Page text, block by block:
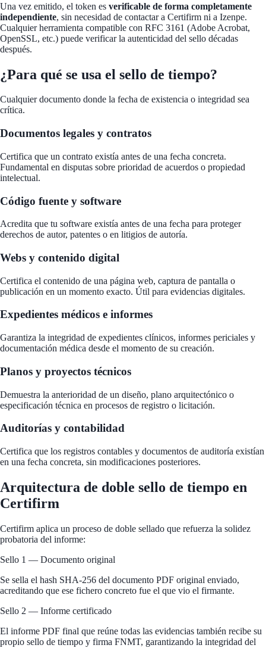
Una vez emitido, el token es verificable de forma completamente
independiente, sin necesidad de contactar a Certifirm ni a Izenpe.
Cualquier herramienta compatible con RFC 3161 (Adobe Acrobat,
OpenSSL, etc.) puede verificar la autenticidad del sello décadas
después.
¿Para qué se usa el sello de tiempo?
Cualquier documento donde la fecha de existencia o integridad sea
crítica.
Documentos legales y contratos
Certifica que un contrato existía antes de una fecha concreta.
Fundamental en disputas sobre prioridad de acuerdos o propiedad
intelectual.
Código fuente y software
Acredita que tu software existía antes de una fecha para proteger
derechos de autor, patentes o en litigios de autoría.
Webs y contenido digital
Certifica el contenido de una página web, captura de pantalla o
publicación en un momento exacto. Útil para evidencias digitales.
Expedientes médicos e informes
Garantiza la integridad de expedientes clínicos, informes periciales y
documentación médica desde el momento de su creación.
Planos y proyectos técnicos
Demuestra la anterioridad de un diseño, plano arquitectónico o
especificación técnica en procesos de registro o licitación.
Auditorías y contabilidad
Certifica que los registros contables y documentos de auditoría existían
en una fecha concreta, sin modificaciones posteriores.
Arquitectura de doble sello de tiempo en
Certifirm
Certifirm aplica un proceso de doble sellado que refuerza la solidez
probatoria del informe:
Sello 1 — Documento original
Se sella el hash SHA-256 del documento PDF original enviado,
acreditando que ese fichero concreto fue el que vio el firmante.
Sello 2 — Informe certificado
El informe PDF final que reúne todas las evidencias también recibe su
propio sello de tiempo y firma FNMT, garantizando la integridad del